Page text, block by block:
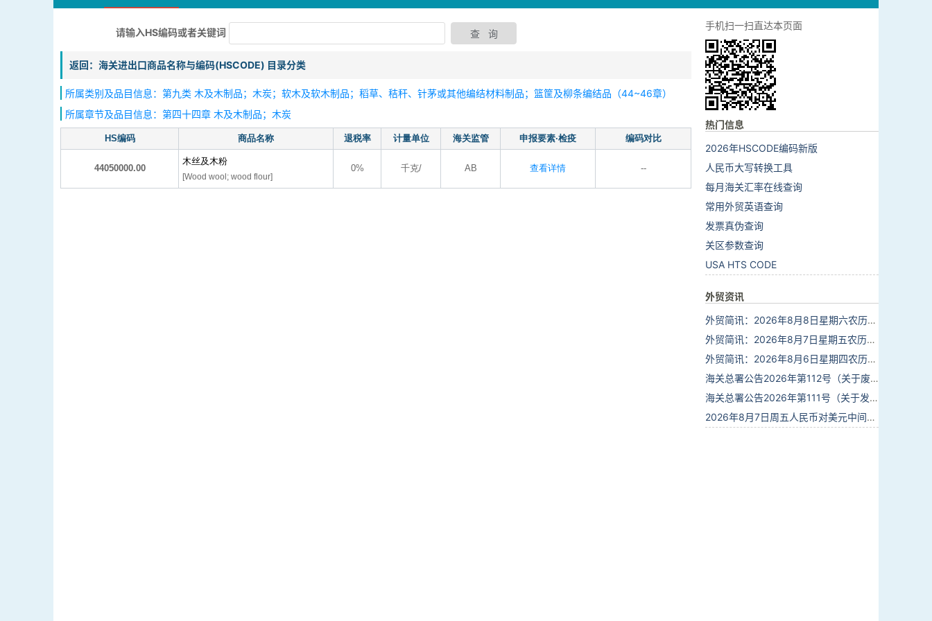
请输入HS编码或者关键词
返回：海关进出口商品名称与编码(HSCODE) 目录分类
所属类别及品目信息：第九类 木及木制品；木炭；软木及软木制品；稻草、秸秆、针茅或其他编结材料制品；篮筐及柳条编结品（44~46章）
所属章节及品目信息：第四十四章 木及木制品；木炭
HS编码 商品名称 退税率 计量单位 海关监管 申报要素·检疫 编码对比
44050000.00
木丝及木粉
[Wood wool; wood flour]
0% 千克/ AB 查看详情 --
手机扫一扫直达本页面
热门信息
2026年HSCODE编码新版
人民币大写转换工具
每月海关汇率在线查询
常用外贸英语查询
发票真伪查询
关区参数查询
USA HTS CODE
外贸资讯
外贸简讯：2026年8月8日星期六农历六月廿六
外贸简讯：2026年8月7日星期五农历六月廿五
外贸简讯：2026年8月6日星期四农历六月廿四
海关总署公告2026年第112号（关于废止部分卫生检疫类规范性文件的公告）
海关总署公告2026年第111号（关于发布《进出境动植物检疫处理监督管理工作规定》《进出境卫生处理监督管理工作规定》的公告）
2026年8月7日周五人民币对美元中间价报6.7904调贬9个基点